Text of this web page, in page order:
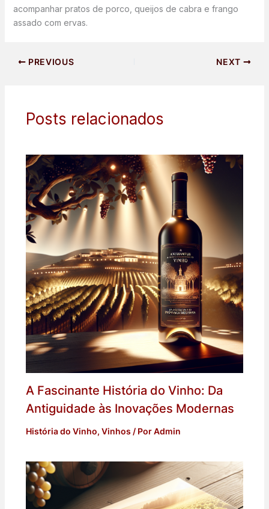
acompanhar pratos de porco, queijos de cabra e frango
assado com ervas.
PREVIOUS NEXT
Posts relacionados
A Fascinante História do Vinho: Da
Antiguidade às Inovações Modernas
História do Vinho, Vinhos / PorAdmin